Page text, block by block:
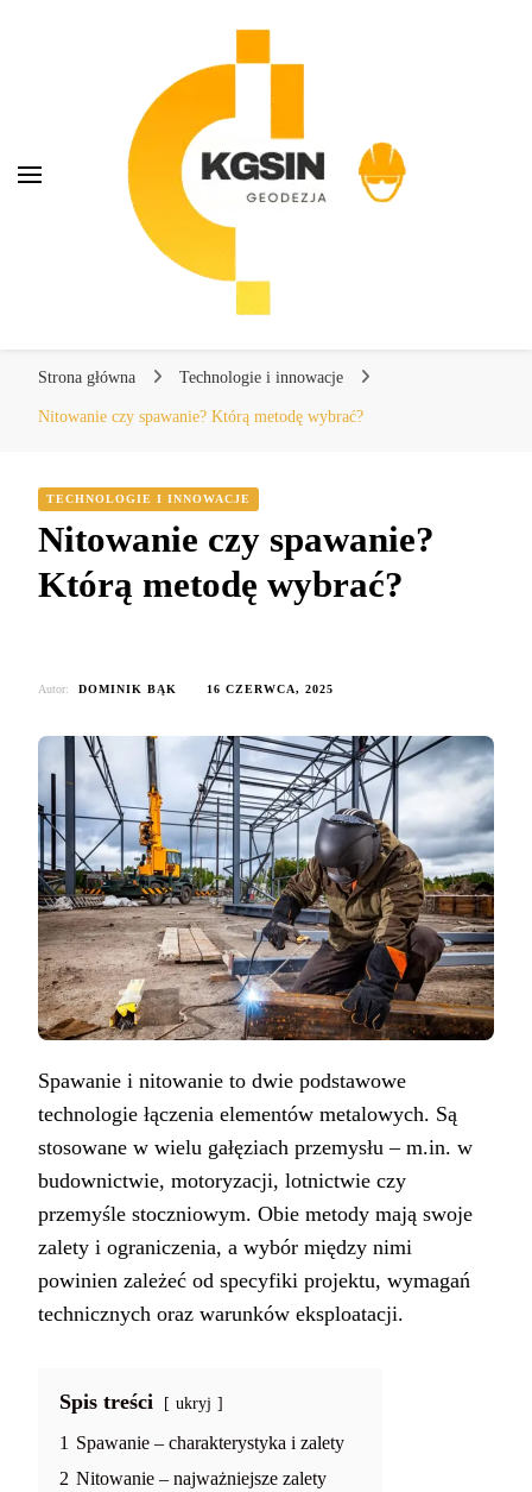
KGSIN Geodezja
Strona główna Technologie i innowacje
Nitowanie czy spawanie? Którą metodę wybrać?
TECHNOLOGIE I INNOWACJE
Nitowanie czy spawanie?
Którą metodę wybrać?
Autor: DOMINIK BĄK 16 CZERWCA, 2025
Spawanie i nitowanie to dwie podstawowe
technologie łączenia elementów metalowych. Są
stosowane w wielu gałęziach przemysłu – m.in. w
budownictwie, motoryzacji, lotnictwie czy
przemyśle stoczniowym. Obie metody mają swoje
zalety i ograniczenia, a wybór między nimi
powinien zależeć od specyfiki projektu, wymagań
technicznych oraz warunków eksploatacji.
Spis treści ukryj
1 Spawanie – charakterystyka i zalety
2 Nitowanie – najważniejsze zalety